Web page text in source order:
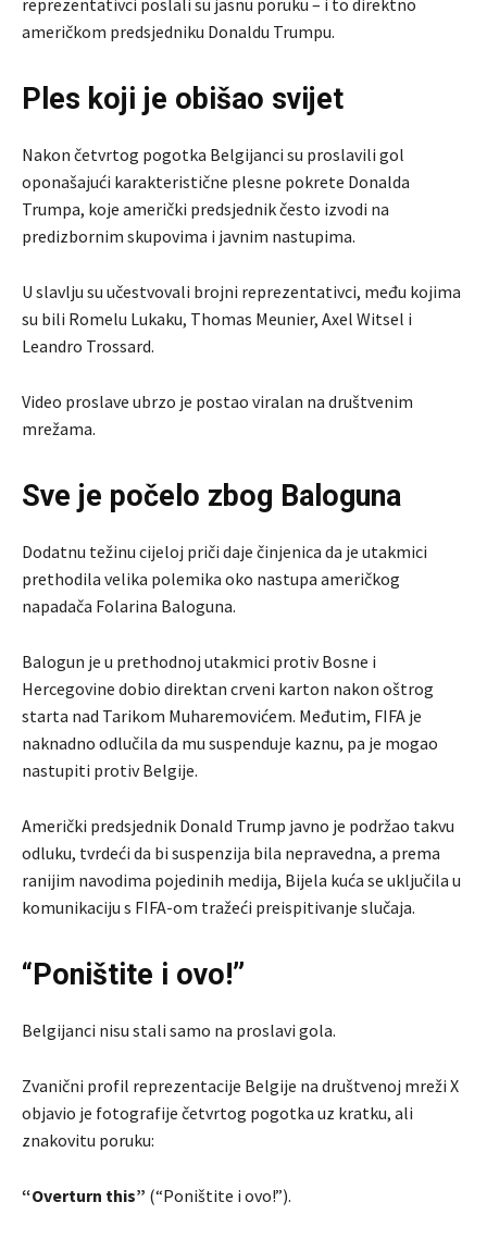
reprezentativci poslali su jasnu poruku – i to direktno
američkom predsjedniku Donaldu Trumpu.
Ples koji je obišao svijet
Nakon četvrtog pogotka Belgijanci su proslavili gol
oponašajući karakteristične plesne pokrete Donalda
Trumpa, koje američki predsjednik često izvodi na
predizbornim skupovima i javnim nastupima.
U slavlju su učestvovali brojni reprezentativci, među kojima
su bili Romelu Lukaku, Thomas Meunier, Axel Witsel i
Leandro Trossard.
Video proslave ubrzo je postao viralan na društvenim
mrežama.
Sve je počelo zbog Baloguna
Dodatnu težinu cijeloj priči daje činjenica da je utakmici
prethodila velika polemika oko nastupa američkog
napadača Folarina Baloguna.
Balogun je u prethodnoj utakmici protiv Bosne i
Hercegovine dobio direktan crveni karton nakon oštrog
starta nad Tarikom Muharemovićem. Međutim, FIFA je
naknadno odlučila da mu suspenduje kaznu, pa je mogao
nastupiti protiv Belgije.
Američki predsjednik Donald Trump javno je podržao takvu
odluku, tvrdeći da bi suspenzija bila nepravedna, a prema
ranijim navodima pojedinih medija, Bijela kuća se uključila u
komunikaciju s FIFA-om tražeći preispitivanje slučaja.
“Poništite i ovo!”
Belgijanci nisu stali samo na proslavi gola.
Zvanični profil reprezentacije Belgije na društvenoj mreži X
objavio je fotografije četvrtog pogotka uz kratku, ali
znakovitu poruku:
“Overturn this” (“Poništite i ovo!”).